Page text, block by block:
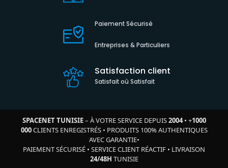
Paiement Sécurisé
Entreprises & Particuliers
Satisfaction client
Satisfait où Satisfait
SPACENET TUNISIE– À VOTRE SERVICE DEPUIS2004• +1000
000CLIENTS ENREGISTRÉS• PRODUITS 100% AUTHENTIQUES
AVEC GARANTIE•
PAIEMENT SÉCURISÉ • SERVICE CLIENT RÉACTIF • LIVRAISON
24/48H TUNISIE